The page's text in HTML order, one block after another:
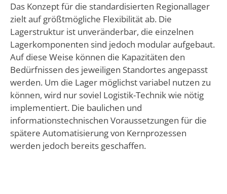
Das Konzept für die standardisierten Regionallager
zielt auf größtmögliche Flexibilität ab. Die
Lagerstruktur ist unveränderbar, die einzelnen
Lagerkomponenten sind jedoch modular aufgebaut.
Auf diese Weise können die Kapazitäten den
Bedürfnissen des jeweiligen Standortes angepasst
werden. Um die Lager möglichst variabel nutzen zu
können, wird nur soviel Logistik-Technik wie nötig
implementiert. Die baulichen und
informationstechnischen Voraussetzungen für die
spätere Automatisierung von Kernprozessen
werden jedoch bereits geschaffen.